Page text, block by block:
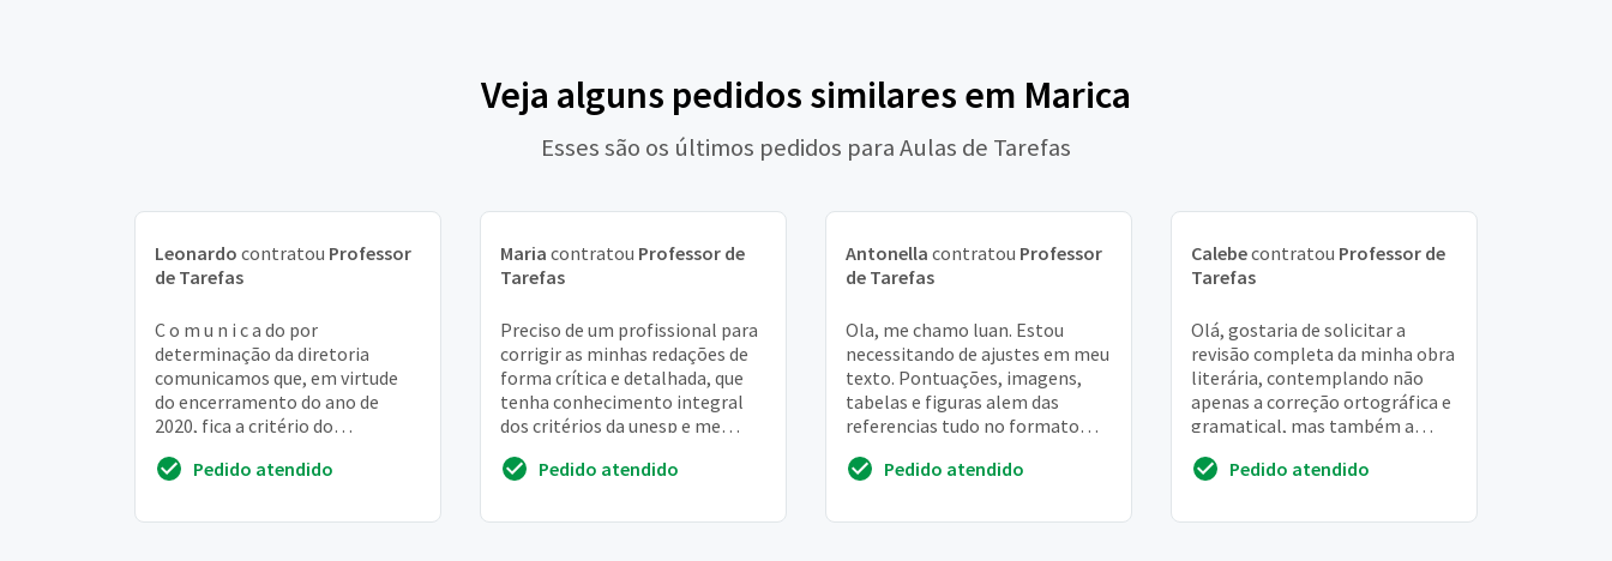
Veja alguns pedidos similares em Marica
Esses são os últimos pedidos para Aulas de Tarefas
Leonardo contratou Professor
de Tarefas
C o m u n i c a do por
determinação da diretoria
comunicamos que, em virtude
do encerramento do ano de
2020, fica a critério do
período de 24/12/2020 a ...
Pedido atendido
Maria contratou Professor de
Tarefas
Preciso de um profissional para
corrigir as minhas redações de
forma crítica e detalhada, que
tenha conhecimento integral
dos critérios da unesp e me
Pedido atendido
Antonella contratou Professor
de Tarefas
Ola, me chamo luan. Estou
necessitando de ajustes em meu
texto. Pontuações, imagens,
tabelas e figuras alem das
referencias tudo no formato
Meu texto possui...
Pedido atendido
Calebecontratou Professor de
Tarefas
Olá, gostaria de solicitar a
revisão completa da minha obra
literária, contemplando não
apenas a correção ortográfica e
gramatical, mas também a
preparação de text...
Pedido atendido